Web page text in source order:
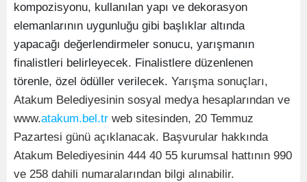
kompozisyonu, kullanılan yapı ve dekorasyon
elemanlarının uygunluğu gibi başlıklar altında
yapacağı değerlendirmeler sonucu, yarışmanın
finalistleri belirleyecek. Finalistlere düzenlenen
törenle, özel ödüller verilecek. Yarışma sonuçları,
Atakum Belediyesinin sosyal medya hesaplarından ve
www.atakum.bel.tr web sitesinden, 20 Temmuz
Pazartesi günü açıklanacak. Başvurular hakkında
Atakum Belediyesinin 444 40 55 kurumsal hattının 990
ve 258 dahili numaralarından bilgi alınabilir.